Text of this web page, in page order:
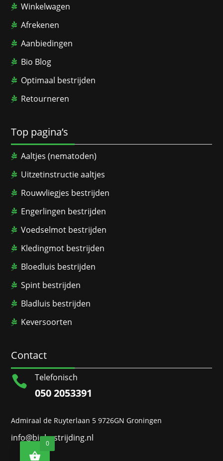
Winkelwagen
Afrekenen
Aanbiedingen
Bio Blog
Optimaal bestrijden
Retourneren
Top pagina’s
Aaltjes (nematoden)
Uitzetinstructie aaltjes
Rouwvliegjes bestrijden
Engerlingen bestrijden
Voedselmot bestrijden
Kledingmot bestrijden
Bloedluis bestrijden
Spint bestrijden
Bladluis bestrijden
Keversoorten
Contact
 Telefonisch
050 2053391
Admiraal de Ruyterlaan 5 9726GN Groningen
info@biobestrijding.nl
0